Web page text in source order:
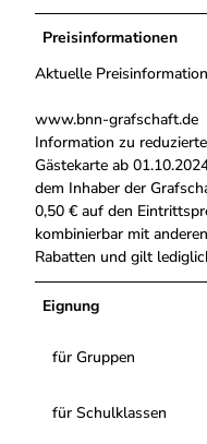
Preisinformationen
Aktuelle
www.bnn-grafschaft.de
Information zu
Gästekarte ab
dem Inhaber der
0,50 € auf den
kombinierbar mit
Rabatten und gilt
Eignung
für Gruppen
für Schulklassen